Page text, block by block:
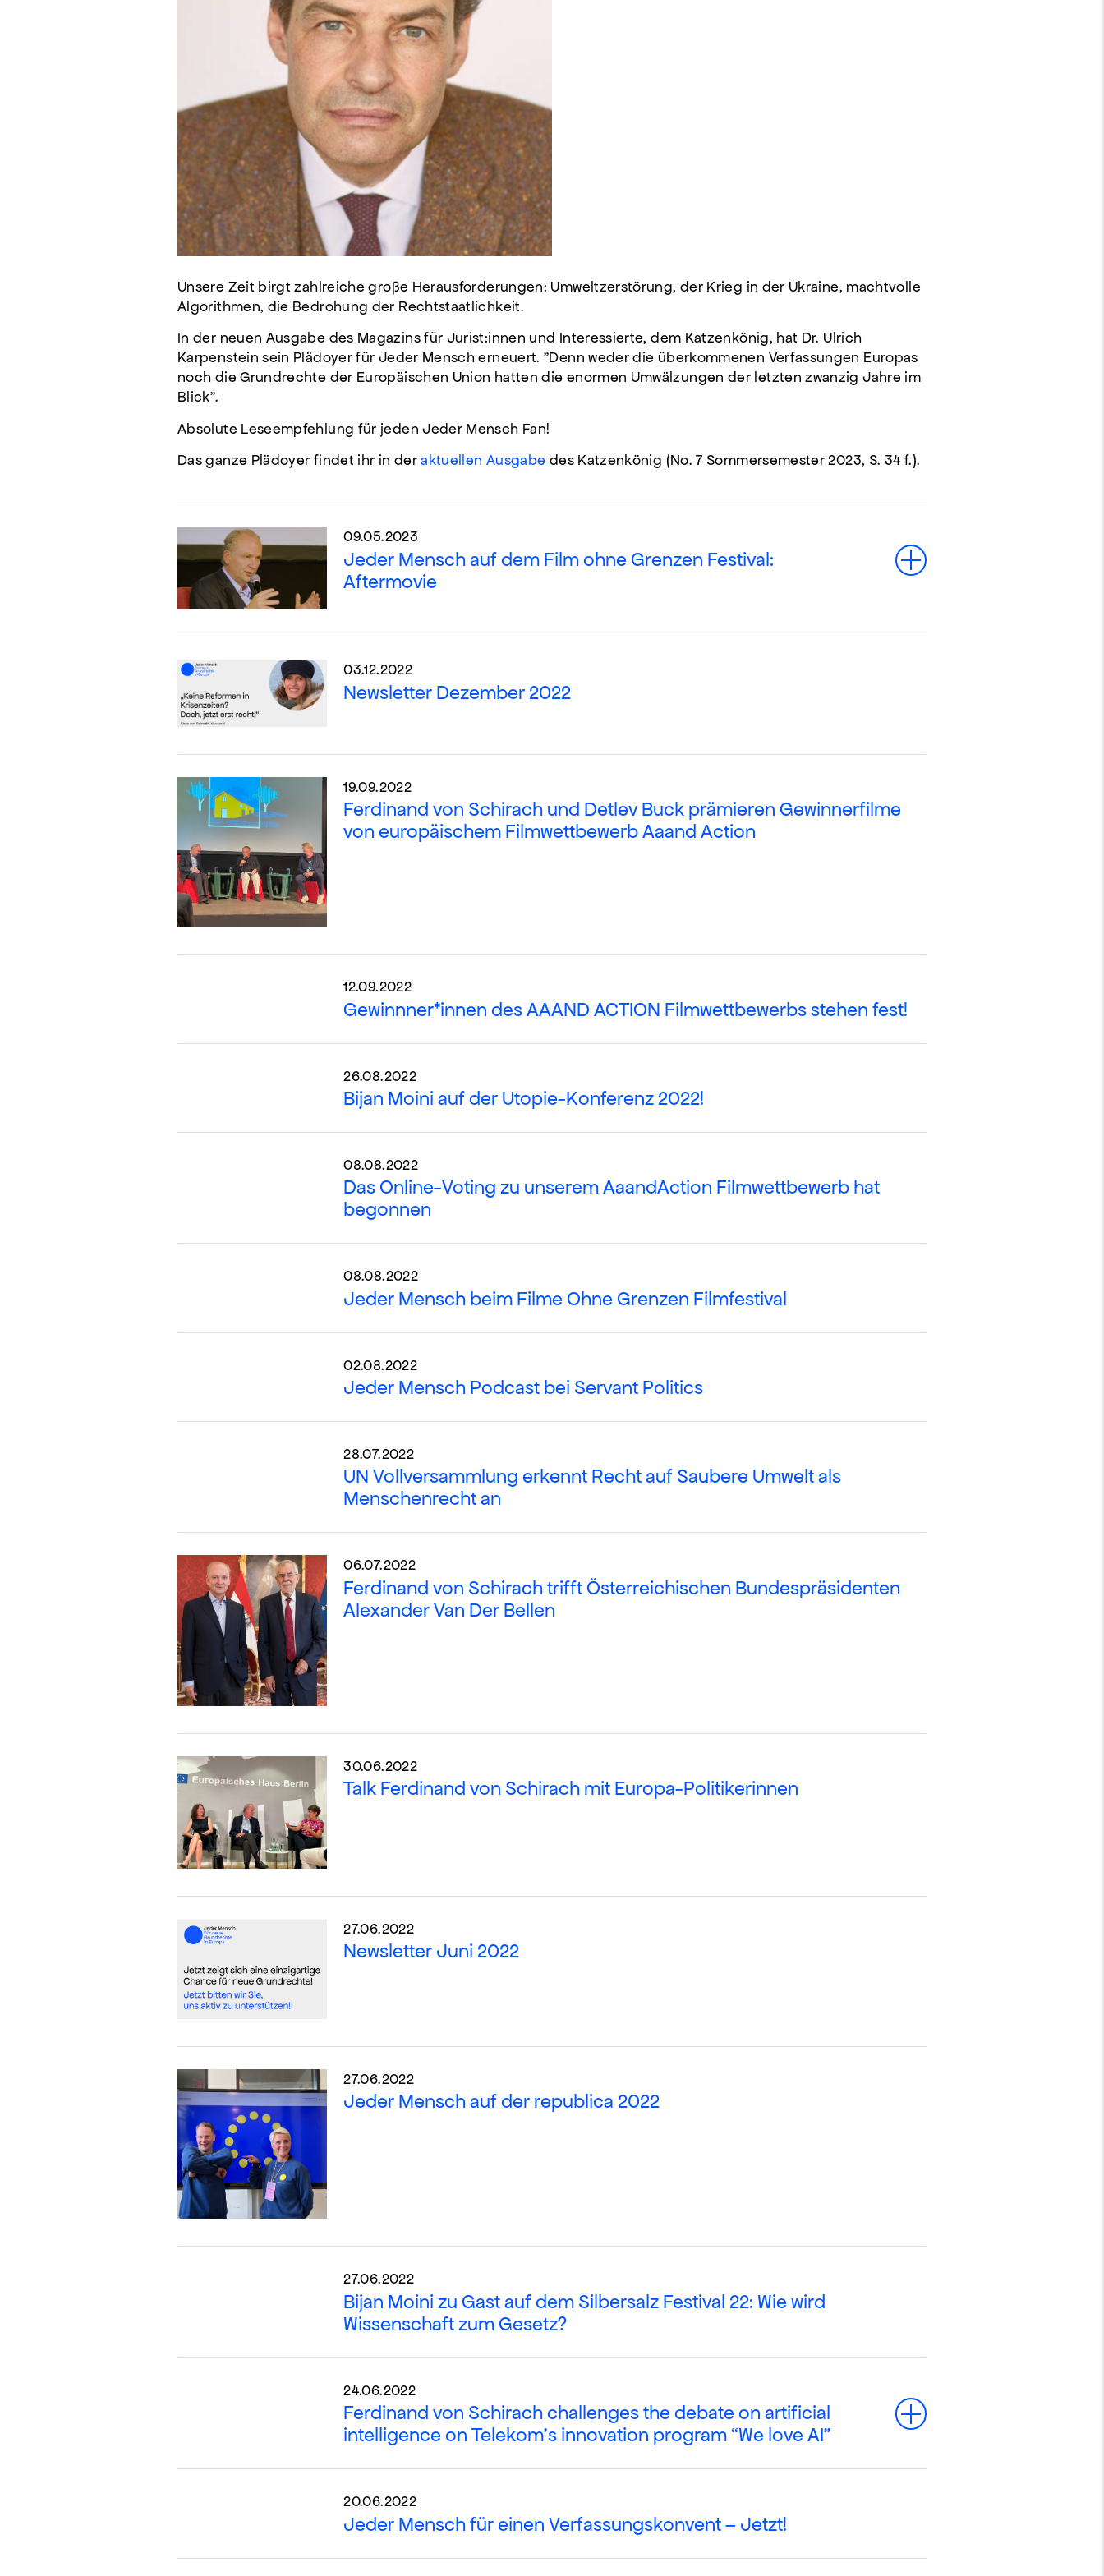
Unsere Zeit birgt zahlreiche große Herausforderungen: Umweltzerstörung, der Krieg in der Ukraine, machtvolle
Algorithmen, die Bedrohung der Rechtstaatlichkeit.
In der neuen Ausgabe des Magazins für Jurist:innen und Interessierte, dem Katzenkönig, hat Dr. Ulrich
Karpenstein sein Plädoyer für Jeder Mensch erneuert. "Denn weder die überkommenen Verfassungen Europas
noch die Grundrechte der Europäischen Union hatten die enormen Umwälzungen der letzten zwanzig Jahre im
Blick".
Absolute Leseempfehlung für jeden Jeder Mensch Fan!
Das ganze Plädoyer findet ihr in deraktuellen Ausgabe des Katzenkönig (No. 7 Sommersemester 2023, S. 34 f.).
09.05.2023
Jeder Mensch auf dem Film ohne Grenzen Festival:
Aftermovie
Toggle
03.12.2022
Newsletter Dezember 2022
19.09.2022
Ferdinand von Schirach und Detlev Buck prämieren Gewinnerfilme
von europäischem Filmwettbewerb Aaand Action
12.09.2022
Gewinnner*innen des AAAND ACTION Filmwettbewerbs stehen fest!
26.08.2022
Bijan Moini auf der Utopie-Konferenz 2022!
08.08.2022
Das Online-Voting zu unserem AaandAction Filmwettbewerb hat
begonnen
08.08.2022
Jeder Mensch beim Filme Ohne Grenzen Filmfestival
02.08.2022
Jeder Mensch Podcast bei Servant Politics
28.07.2022
UN Vollversammlung erkennt Recht auf Saubere Umwelt als
Menschenrecht an
06.07.2022
Ferdinand von Schirach trifft Österreichischen Bundespräsidenten
Alexander Van Der Bellen
30.06.2022
Talk Ferdinand von Schirach mit Europa-Politikerinnen
27.06.2022
Newsletter Juni 2022
27.06.2022
Jeder Mensch auf der republica 2022
27.06.2022
Bijan Moini zu Gast auf dem Silbersalz Festival 22: Wie wird
Wissenschaft zum Gesetz?
24.06.2022
Ferdinand von Schirach challenges the debate on artificial
intelligence on Telekom’s innovation program “We love AI”
Toggle
20.06.2022
Jeder Mensch für einen Verfassungskonvent – Jetzt!